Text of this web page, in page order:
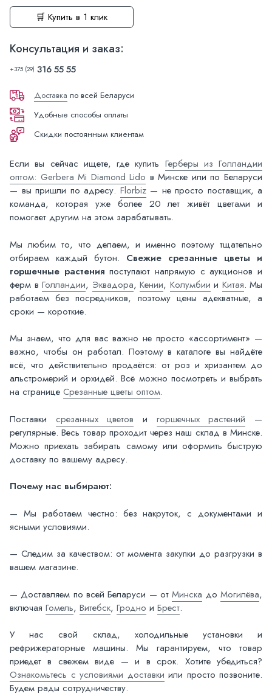
🛒 Купить в 1 клик
Консультация и заказ:
+375 (29) 316 55 55
Доставка по всей Беларуси
Удобные способы оплаты
Скидки постоянным клиентам
Если вы сейчас ищете, где купить Герберы из Голландии
оптом: Gerbera Mi Diamond Lido в Минске или по Беларуси
— вы пришли по адресу. Florbiz— не просто поставщик, а
команда, которая уже более 20 лет живёт цветами и
помогает другим на этом зарабатывать.
Мы любим то, что делаем, и именно поэтому тщательно
отбираем каждый бутон. Свежие срезанные цветы и
горшечные растения поступают напрямую с аукционов и
ферм в Голландии, Эквадора, Кении, Колумбии и Китая. Мы
работаем без посредников, поэтому цены адекватные, а
сроки — короткие.
Мы знаем, что для вас важно не просто «ассортимент» —
важно, чтобы он работал. Поэтому в каталоге вы найдёте
всё, что действительно продаётся: от роз и хризантем до
альстромерий и орхидей. Всё можно посмотреть и выбрать
на странице Срезанные цветы оптом.
Поставки срезанных цветов и горшечных растений —
регулярные. Весь товар проходит через наш склад в Минске.
Можно приехать забирать самому или оформить быструю
доставку по вашему адресу.
Почему нас выбирают:
— Мы работаем честно: без накруток, с документами и
ясными условиями.
— Следим за качеством: от момента закупки до разгрузки в
вашем магазине.
— Доставляем по всей Беларуси — отМинска доМогилёва,
включая Гомель, Витебск, Гродно и Брест.
У нас свой склад, холодильные установки и
рефрижераторные машины. Мы гарантируем, что товар
приедет в свежем виде — и в срок. Хотите убедиться?
Ознакомьтесь с условиями доставки или просто позвоните.
Будем рады сотрудничеству.